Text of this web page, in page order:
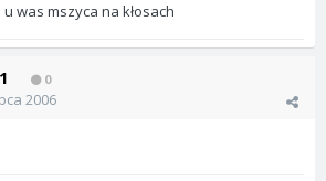
was mszyca na kłosach
0
2006